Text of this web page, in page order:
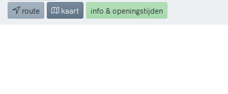
route kaart info & openingstijden